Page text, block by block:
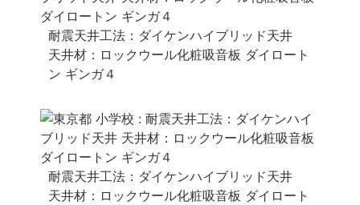
耐震天井工法：ダイケンハイブリッド天井
天井材：ロックウール化粧吸音板 ダイロート
ン ギンガ４
耐震天井工法：ダイケンハイブリッド天井
天井材：ロックウール化粧吸音板 ダイロート